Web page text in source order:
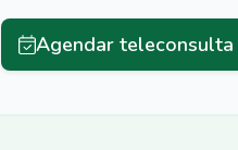
Agendar teleconsulta